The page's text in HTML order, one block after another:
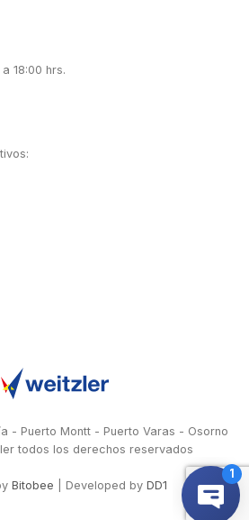
18:00 hrs.
- Puerto Montt - Puerto Varas - Osorno
todos los derechos reservados
Bitobee | Developed by DD1